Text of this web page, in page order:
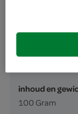
deel bevat:
inhoud en
100 Gram